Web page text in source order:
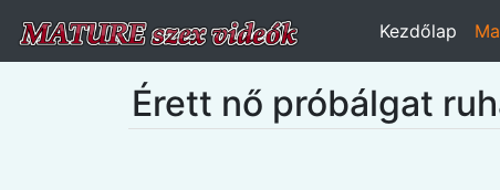
Kezdőlap
Érett nő próbálgat